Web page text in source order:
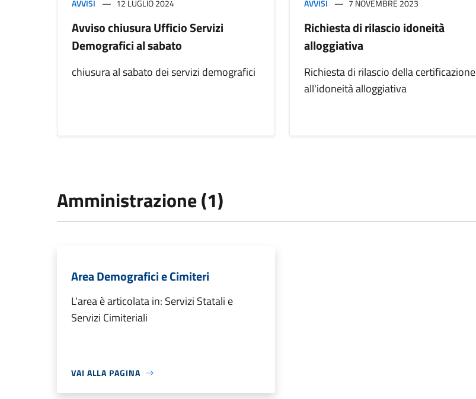
AVVISI 12 LUGLIO 2024
Avviso chiusura Ufficio Servizi
Demografici al sabato
chiusura al sabato dei servizi demografici
AVVISI 7 NOVEMBRE 2023
Richiesta di rilascio idoneità
alloggiativa
Richiesta di rilascio della certificazione
all'idoneità alloggiativa
Amministrazione (1)
Area Demografici e Cimiteri
L'area è articolata in: Servizi Statali e
Servizi Cimiteriali
VAI ALLA PAGINA